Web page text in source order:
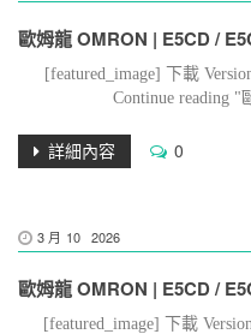
歐姆龍 OMRON | E5CD /
[featured_image] 下載
Continue reading "
詳細內容 0
3 月 10 2026
歐姆龍 OMRON | E5CD /
[featured_image] 下載